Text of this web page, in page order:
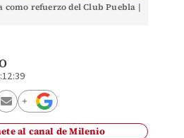
como refuerzo del Club Puebla |
al canal de Milenio